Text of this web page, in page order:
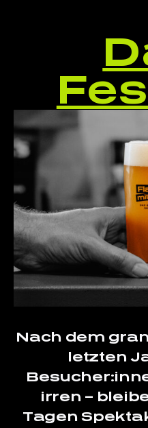
Nach dem
letzten
irren –
Tagen